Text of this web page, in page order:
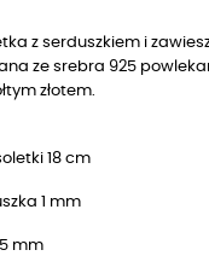
z serduszkiem i
ze srebra 925
złotem.
18 cm
1 mm
mm